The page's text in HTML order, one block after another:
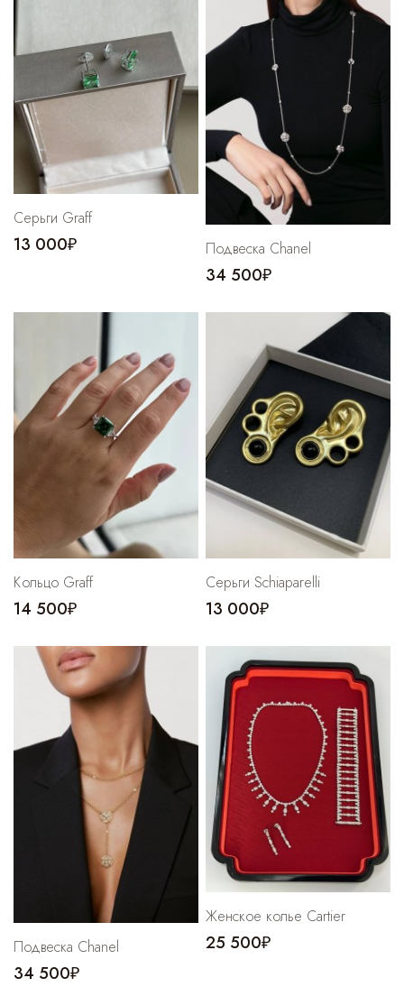
Серьги Graff
13 000₽ Подвеска Chanel
34 500₽
Кольцо Graff
14 500₽
Серьги Schiaparelli
13 000₽
Подвеска Chanel
34 500₽
Женское колье Cartier
25 500₽
Комбинезоны